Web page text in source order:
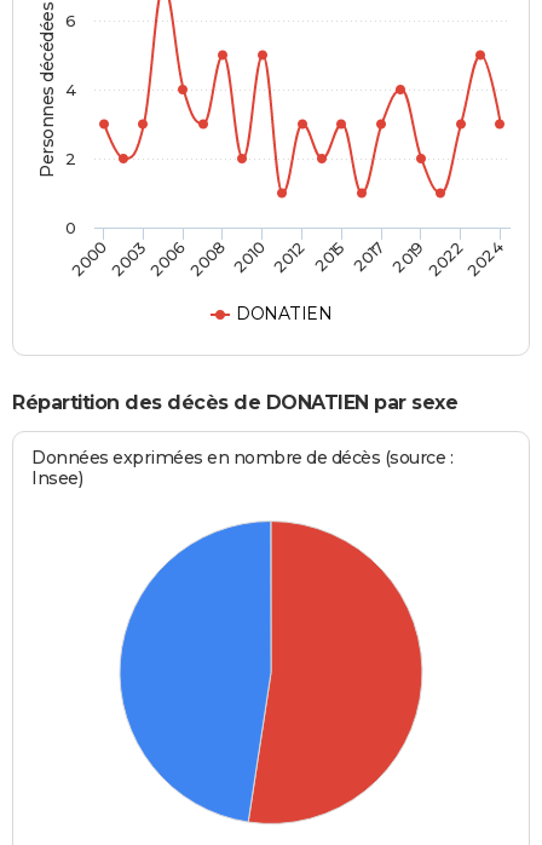
Personnes décédées
DONATIEN
2000200320062008 2010 2012 2015 2017 201920222024
0
2
4
6
Répartition des décès de DONATIEN par sexe
Données exprimées en nombre de décès (source :
Insee)